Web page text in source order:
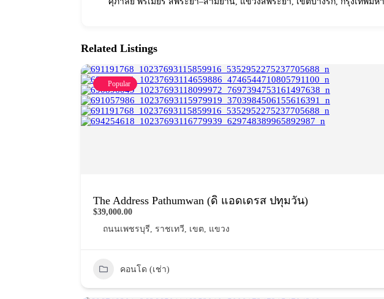
Related Listings
Popular
The Address Pathumwan (ดิ แอดเดรส ปทุมวัน)
$39,000.00
ถนนเพชรบุรี
ราชเทวี เขต แขวง
คอนโด (เช่า)